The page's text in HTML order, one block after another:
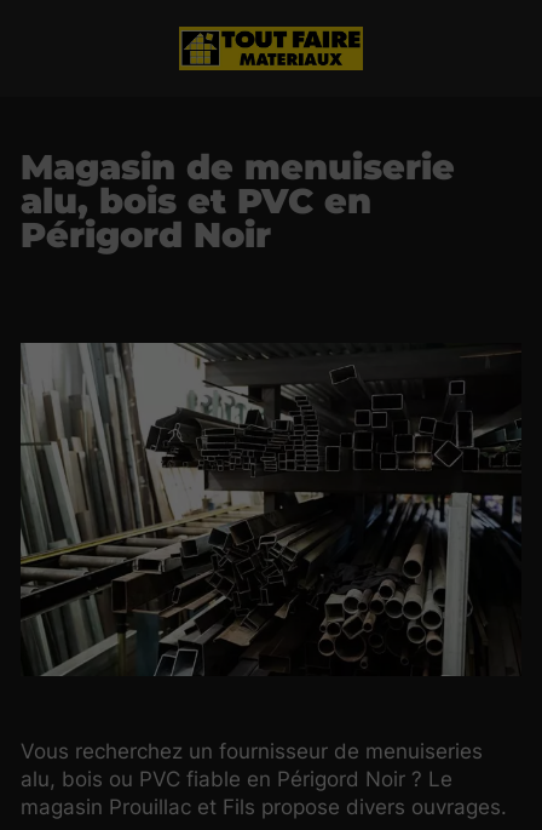
Magasin de menuiserie
alu, bois et PVC en
Périgord Noir
Vous recherchez un fournisseur de menuiseries
alu, bois ou PVC fiable en Périgord Noir ? Le
magasin Prouillac et Fils propose divers ouvrages.